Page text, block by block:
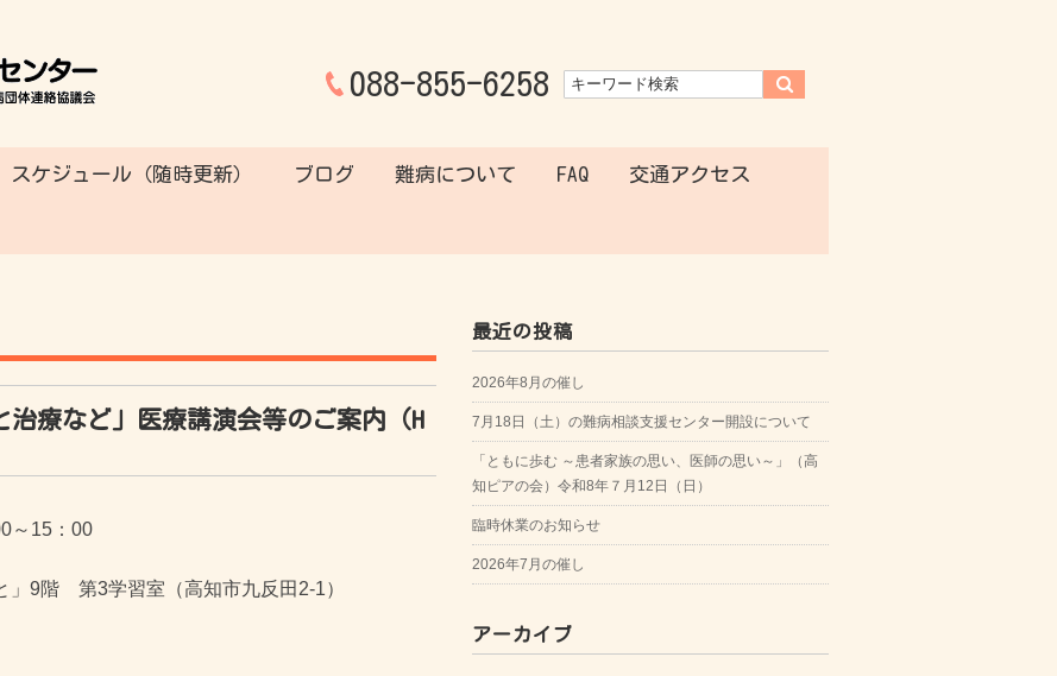
088-855-6258
スケジュール（随時更新） ブログ 難病について FAQ 交通アクセス
治療など」医療講演会等のご案内（H
～15：00
」9階 第3学習室（高知市九反田2-1）
最近の投稿
2026年8月の催し
7月18日（土）の難病相談支援センター開設について
「ともに歩む ～患者家族の思い、医師の思い～」（高
知ピアの会）令和8年７月12日（日）
臨時休業のお知らせ
2026年7月の催し
アーカイブ